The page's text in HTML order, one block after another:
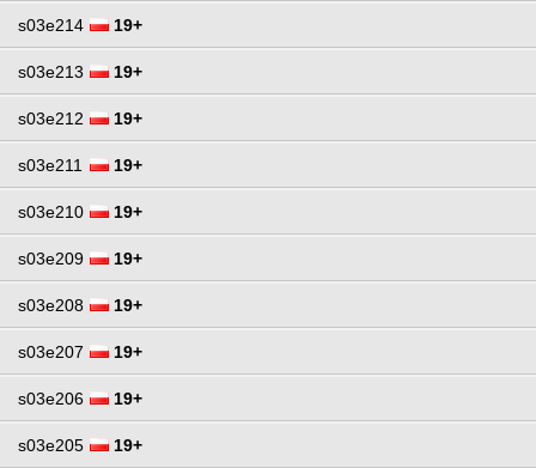
s03e214 19+
s03e213 19+
s03e212 19+
s03e211 19+
s03e210 19+
s03e209 19+
s03e208 19+
s03e207 19+
s03e206 19+
s03e205 19+